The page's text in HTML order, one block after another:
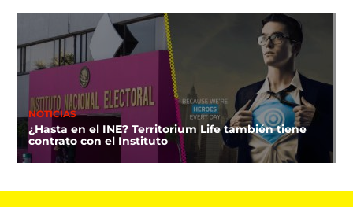
NOTICIAS
¿Hasta en el INE? Territorium Life también tiene
contrato con el Instituto